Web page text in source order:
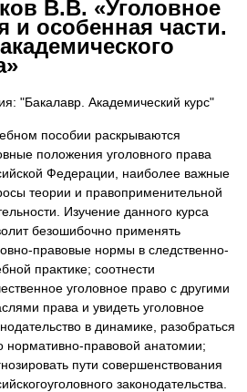
В.В. «Уголовное
и особенная части.
"Бакалавр. Академический курс"
пособии раскрываются
положения уголовного права
Федерации, наиболее важные
теории и правоприменительной
Изучение данного курса
безошибочно применять
правовые нормы в следственно-
практике; соотнести
уголовное право с другими
права и увидеть уголовное
в динамике, разобраться
нормативно-правовой анатомии;
пути совершенствования
законодательства.